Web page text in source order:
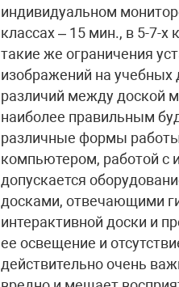
индивидуальном
классах – 15 мин., в 5-7-х
такие же ограничения
изображений на учебных
различий между доской
наиболее правильным
различные формы
компьютером, работой с
допускается
досками, отвечающими
интерактивной доски и
ее освещение и
действительно очень